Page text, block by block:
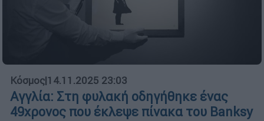
Κόσμος|14.11.2025 23:03
Αγγλία: Στη φυλακή οδηγήθηκε ένας
49χρονος που έκλεψε πίνακα του Banksy